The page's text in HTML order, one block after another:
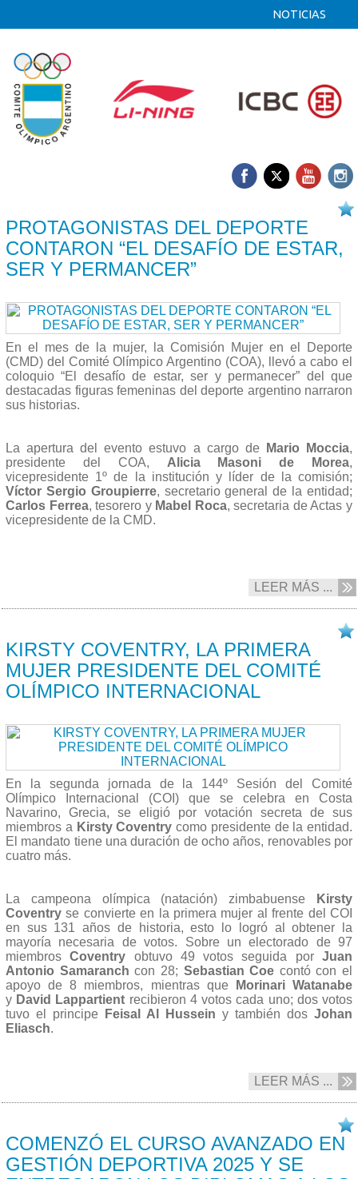
NOTICIAS
PROTAGONISTAS DEL DEPORTE
CONTARON “EL DESAFÍO DE ESTAR,
SER Y PERMANCER”
En el mes de la mujer, la Comisión Mujer en el Deporte
(CMD) del Comité Olímpico Argentino (COA), llevó a cabo el
coloquio “El desafío de estar, ser y permanecer” del que
destacadas figuras femeninas del deporte argentino narraron
sus historias.
La apertura del evento estuvo a cargo de Mario Moccia,
presidente del COA, Alicia Masoni de Morea,
vicepresidente 1º de la institución y líder de la comisión;
Víctor Sergio Groupierre, secretario general de la entidad;
Carlos Ferrea, tesorero y Mabel Roca, secretaria de Actas y
vicepresidente de la CMD.
LEER MÁS ...
KIRSTY COVENTRY, LA PRIMERA
MUJER PRESIDENTE DEL COMITÉ
OLÍMPICO INTERNACIONAL
En la segunda jornada de la 144º Sesión del Comité
Olímpico Internacional (COI) que se celebra en Costa
Navarino, Grecia, se eligió por votación secreta de sus
miembros a Kirsty Coventry como presidente de la entidad.
El mandato tiene una duración de ocho años, renovables por
cuatro más.
La campeona olímpica (natación) zimbabuense Kirsty
Coventry se convierte en la primera mujer al frente del COI
en sus 131 años de historia, esto lo logró al obtener la
mayoría necesaria de votos. Sobre un electorado de 97
miembrosCoventry obtuvo 49 votos seguida porJuan
Antonio Samaranchcon 28; Sebastian Coe contó con el
apoyo de 8 miembros, mientras que
Morinari Watanabe
y David Lappartient recibieron 4 votos cada uno; dos votos
tuvo el principe
Feisal Al Hussein y también dos Johan
Eliasch.
LEER MÁS ...
COMENZÓ EL CURSO AVANZADO EN
GESTIÓN DEPORTIVA 2025 Y SE